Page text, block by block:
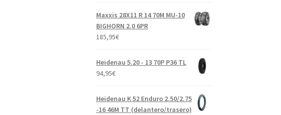
Maxxis 28X11 R 14 70M MU-10
BIGHORN 2.0 6PR
185,95€
Heidenau 5.20 - 13 70P P36 TL
94,95€
Heidenau K 52 Enduro 2.50/2.75
-16 46M TT (delantero/trasero)